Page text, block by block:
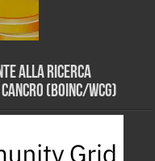
alla ricerca
(BOINC/WCG)